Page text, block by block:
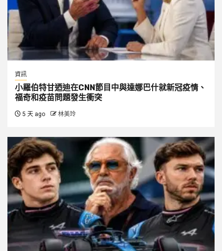
資訊
小羅伯特甘迺迪在CNN節目中與達娜巴什就新冠疫情、
福奇和疫苗問題發生衝突
5 天 ago 林美玲